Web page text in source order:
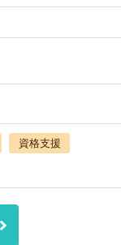
資格支援